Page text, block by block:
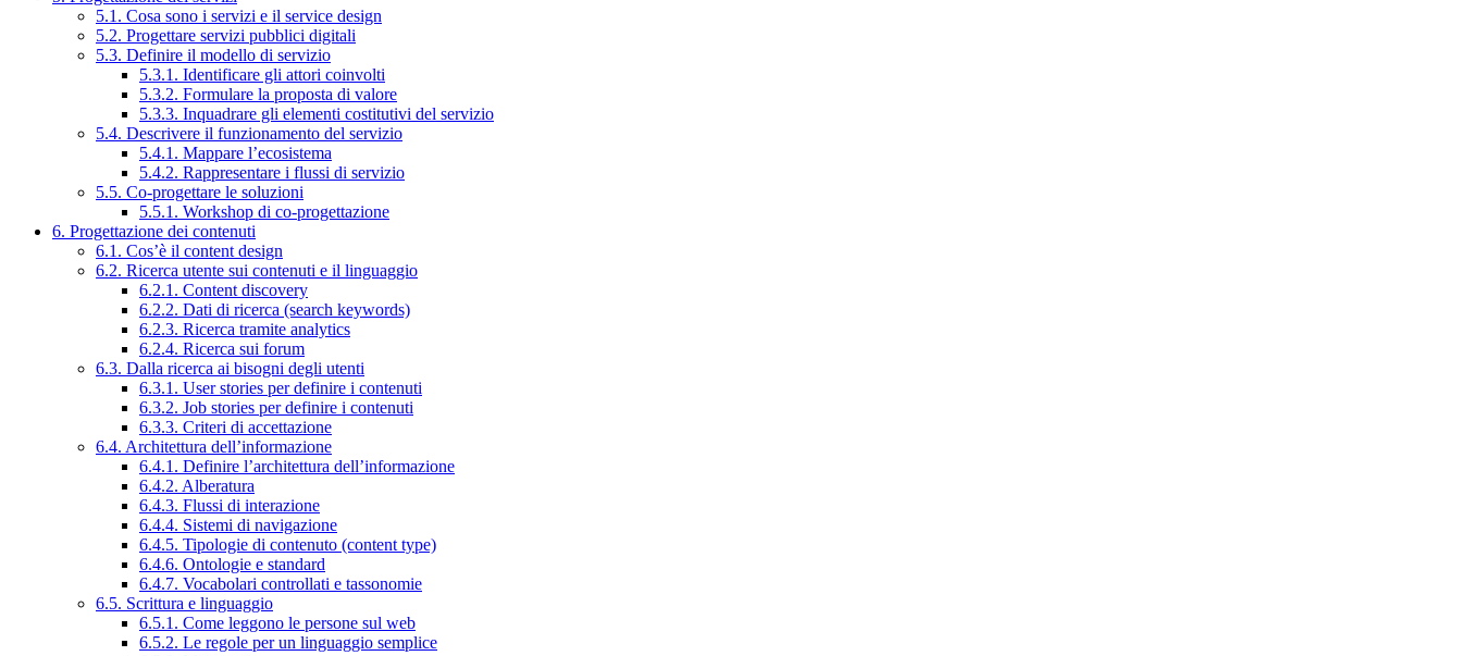
5.1. Cosa sono i servizi e il service design
5.2. Progettare servizi pubblici digitali
5.3. Definire il modello di servizio
5.3.1. Identificare gli attori coinvolti
5.3.2. Formulare la proposta di valore
5.3.3. Inquadrare gli elementi costitutivi del servizio
5.4. Descrivere il funzionamento del servizio
5.4.1. Mappare l’ecosistema
5.4.2. Rappresentare i flussi di servizio
5.5. Co-progettare le soluzioni
5.5.1. Workshop di co-progettazione
6. Progettazione dei contenuti
6.1. Cos’è il content design
6.2. Ricerca utente sui contenuti e il linguaggio
6.2.1. Content discovery
6.2.2. Dati di ricerca (search keywords)
6.2.3. Ricerca tramite analytics
6.2.4. Ricerca sui forum
6.3. Dalla ricerca ai bisogni degli utenti
6.3.1. User stories per definire i contenuti
6.3.2. Job stories per definire i contenuti
6.3.3. Criteri di accettazione
6.4. Architettura dell’informazione
6.4.1. Definire l’architettura dell’informazione
6.4.2. Alberatura
6.4.3. Flussi di interazione
6.4.4. Sistemi di navigazione
6.4.5. Tipologie di contenuto (content type)
6.4.6. Ontologie e standard
6.4.7. Vocabolari controllati e tassonomie
6.5. Scrittura e linguaggio
6.5.1. Come leggono le persone sul web
6.5.2. Le regole per un linguaggio semplice